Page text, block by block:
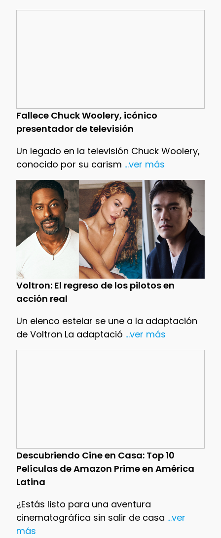
Fallece Chuck Woolery, icónico
presentador de televisión
Un legado en la televisión Chuck Woolery,
conocido por su carism ...ver más
Voltron: El regreso de los pilotos en
acción real
Un elenco estelar se une a la adaptación
de Voltron La adaptació ...ver más
Descubriendo Cine en Casa: Top 10
Películas de Amazon Prime en América
Latina
¿Estás listo para una aventura
cinematográfica sin salir de casa ...ver
más